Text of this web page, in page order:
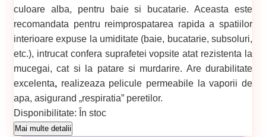
culoare alba, pentru baie si bucatarie. Aceasta este
recomandata pentru reimprospatarea rapida a spatiilor
interioare expuse la umiditate (baie, bucatarie, subsoluri,
etc.), intrucat confera suprafetei vopsite atat rezistenta la
mucegai, cat si la patare si murdarire. Are durabilitate
excelenta, realizeaza pelicule permeabile la vaporii de
apa, asigurand „respiratia” peretilor.
Disponibilitate: În stoc
Cod produs: SVN5738530
Mai multe detalii